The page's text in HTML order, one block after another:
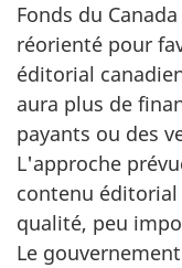
Fonds du
réorienté pour
éditorial
aura plus de
payants ou des
L'approche
contenu
qualité, peu
Le